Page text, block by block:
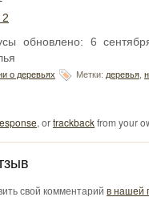
2
обновлено: 6
о деревьях Метки: деревья
, ortrackbackfrom your
свой комментарий в нашей